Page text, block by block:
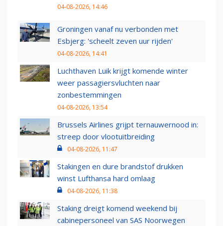
04-08-2026, 14:46
Groningen vanaf nu verbonden met
Esbjerg: 'scheelt zeven uur rijden'
04-08-2026, 14:41
Luchthaven Luik krijgt komende winter
weer passagiersvluchten naar
zonbestemmingen
04-08-2026, 13:54
Brussels Airlines grijpt ternauwernood in:
streep door vlootuitbreiding
04-08-2026, 11:47
Stakingen en dure brandstof drukken
winst Lufthansa hard omlaag
04-08-2026, 11:38
Staking dreigt komend weekend bij
cabinepersoneel van SAS Noorwegen